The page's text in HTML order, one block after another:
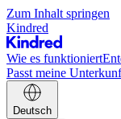
Zum Inhalt springen
Kindred
Wie es funktioniert
Passt meine
Deutsch